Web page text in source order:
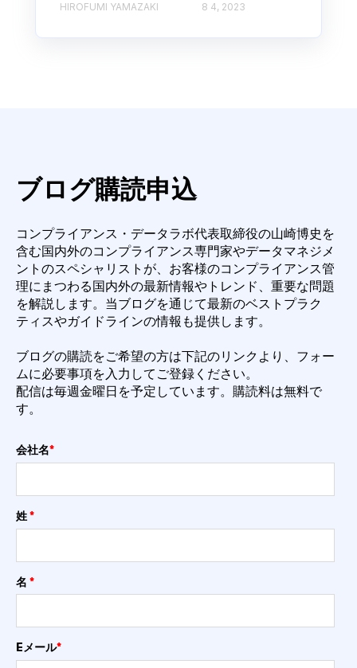
HIROFUMI YAMAZAKI 8 4, 2023
ブログ購読申込
コンプライアンス・データラボ代表取締役の山崎博史を
含む国内外のコンプライアンス専門家やデータマネジメ
ントのスペシャリストが、お客様のコンプライアンス管
理にまつわる国内外の最新情報やトレンド、重要な問題
を解説します。 当ブログを通じて最新のベストプラク
ティスやガイドラインの情報も提供します。
ブログの購読をご希望の方は下記のリンクより、フォー
ムに必要事項を入力してご登録くださ い。
配信は毎週金曜日を予定しています。購読料は無料で
す。
会社名*
姓*
名 *
Eメール*